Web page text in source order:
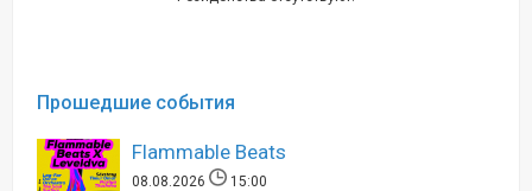
Прошедшие события
Flammable Beats
08.08.2026
15:00